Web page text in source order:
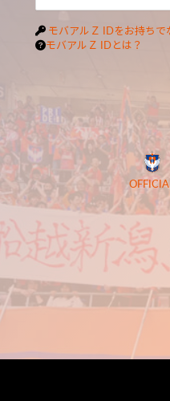
モバアルＺ IDをお持ちで
モバアルＺ IDとは？